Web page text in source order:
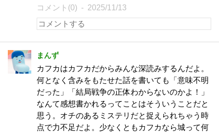
コメント(0) 2025/11/13
まんず
カフカはカフカだからみんな深読みするんだよ。
何となく含みをもたせた話を書いても「意味不明
だった」「結局戦争の正体わからないのかよ！」
なんて感想書かれるってことはそういうことだと
思う。オチのあるミステリだと捉えられちゃう時
点で力不足だよ。少なくともカフカなら城って何